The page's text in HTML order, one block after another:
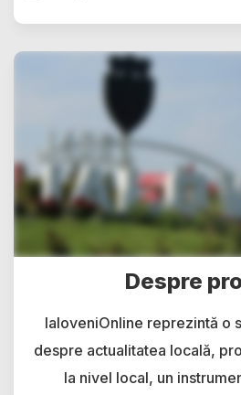
Despre
IaloveniOnline reprezintă o
despre actualitatea locală,
la nivel local, un